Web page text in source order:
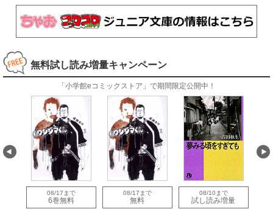
無料試し読み増量キャンペーン
「小学館eコミックストア」で期間限定公開中！
08/17まで
6巻無料
08/17まで
無料
08/10まで
試し読み増量